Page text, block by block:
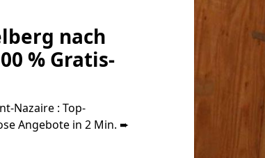
nach
% Gratis-
Nazaire : Top-
Angebote in 2 Min. ➨